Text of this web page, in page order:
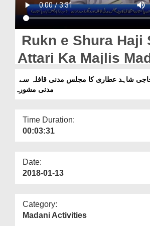
Magazine
Departments
Our Websites
More
Rukn e Shura Haji
Attari Ka Majlis
Qafila Say Madani
Mashwara
مدنی مشورہ
Time Duration:
00:03:31
Date:
2018-01-13
Category:
Madani Activities